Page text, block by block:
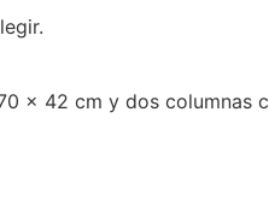
x 42 cm y dos columnas